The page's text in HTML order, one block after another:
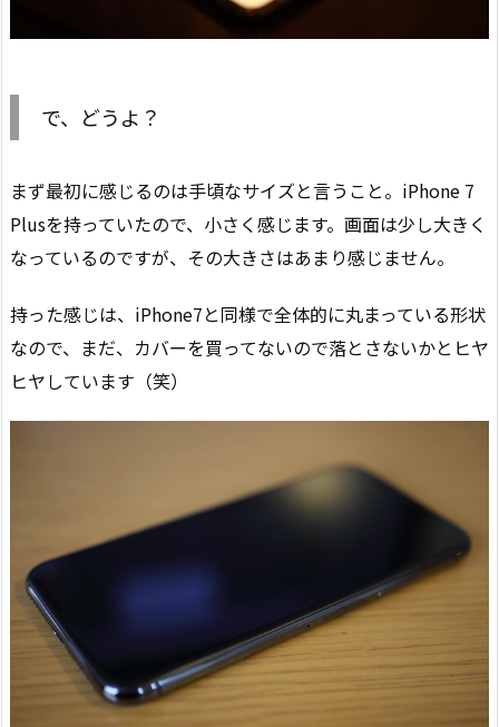
で、どうよ？
まず最初に感じるのは手頃なサイズと言うこと。iPhone 7
Plusを持っていたので、小さく感じます。画面は少し大きく
なっているのですが、その大きさはあまり感じません。
持った感じは、iPhone7と同様で全体的に丸まっている形状
なので、まだ、カバーを買ってないので落とさないかとヒヤ
ヒヤしています（笑）